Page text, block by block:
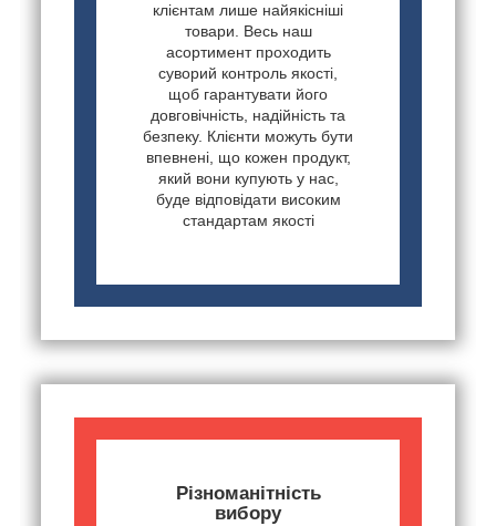
клієнтам лише найякісніші
товари. Весь наш
асортимент проходить
суворий контроль якості,
щоб гарантувати його
довговічність, надійність та
безпеку. Клієнти можуть бути
впевнені, що кожен продукт,
який вони купують у нас,
буде відповідати високим
стандартам якості
Різноманітність
вибору